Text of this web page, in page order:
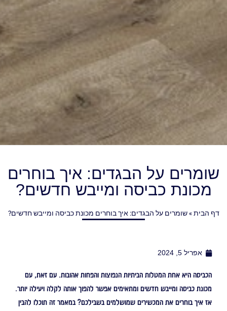
שומרים על הבגדים: איך בוחרים
מכונת כביסה ומייבש חדשים?
דף הבית»שומרים על הבגדים: איך בוחרים מכונת כביסה ומייבש חדשים?
אפריל 5, 2024
הכביסה היא אחת המטלות הביתיות הנפוצות והפחות אהובות. עם זאת, עם
מכונת כביסה ומייבש חדשים ומתאימים אפשר להפוך אותה לקלה ויעילה יותר.
אז איך בוחרים את המכשירים שמושלמים בשבילכם? במאמר זה תוכלו להבין